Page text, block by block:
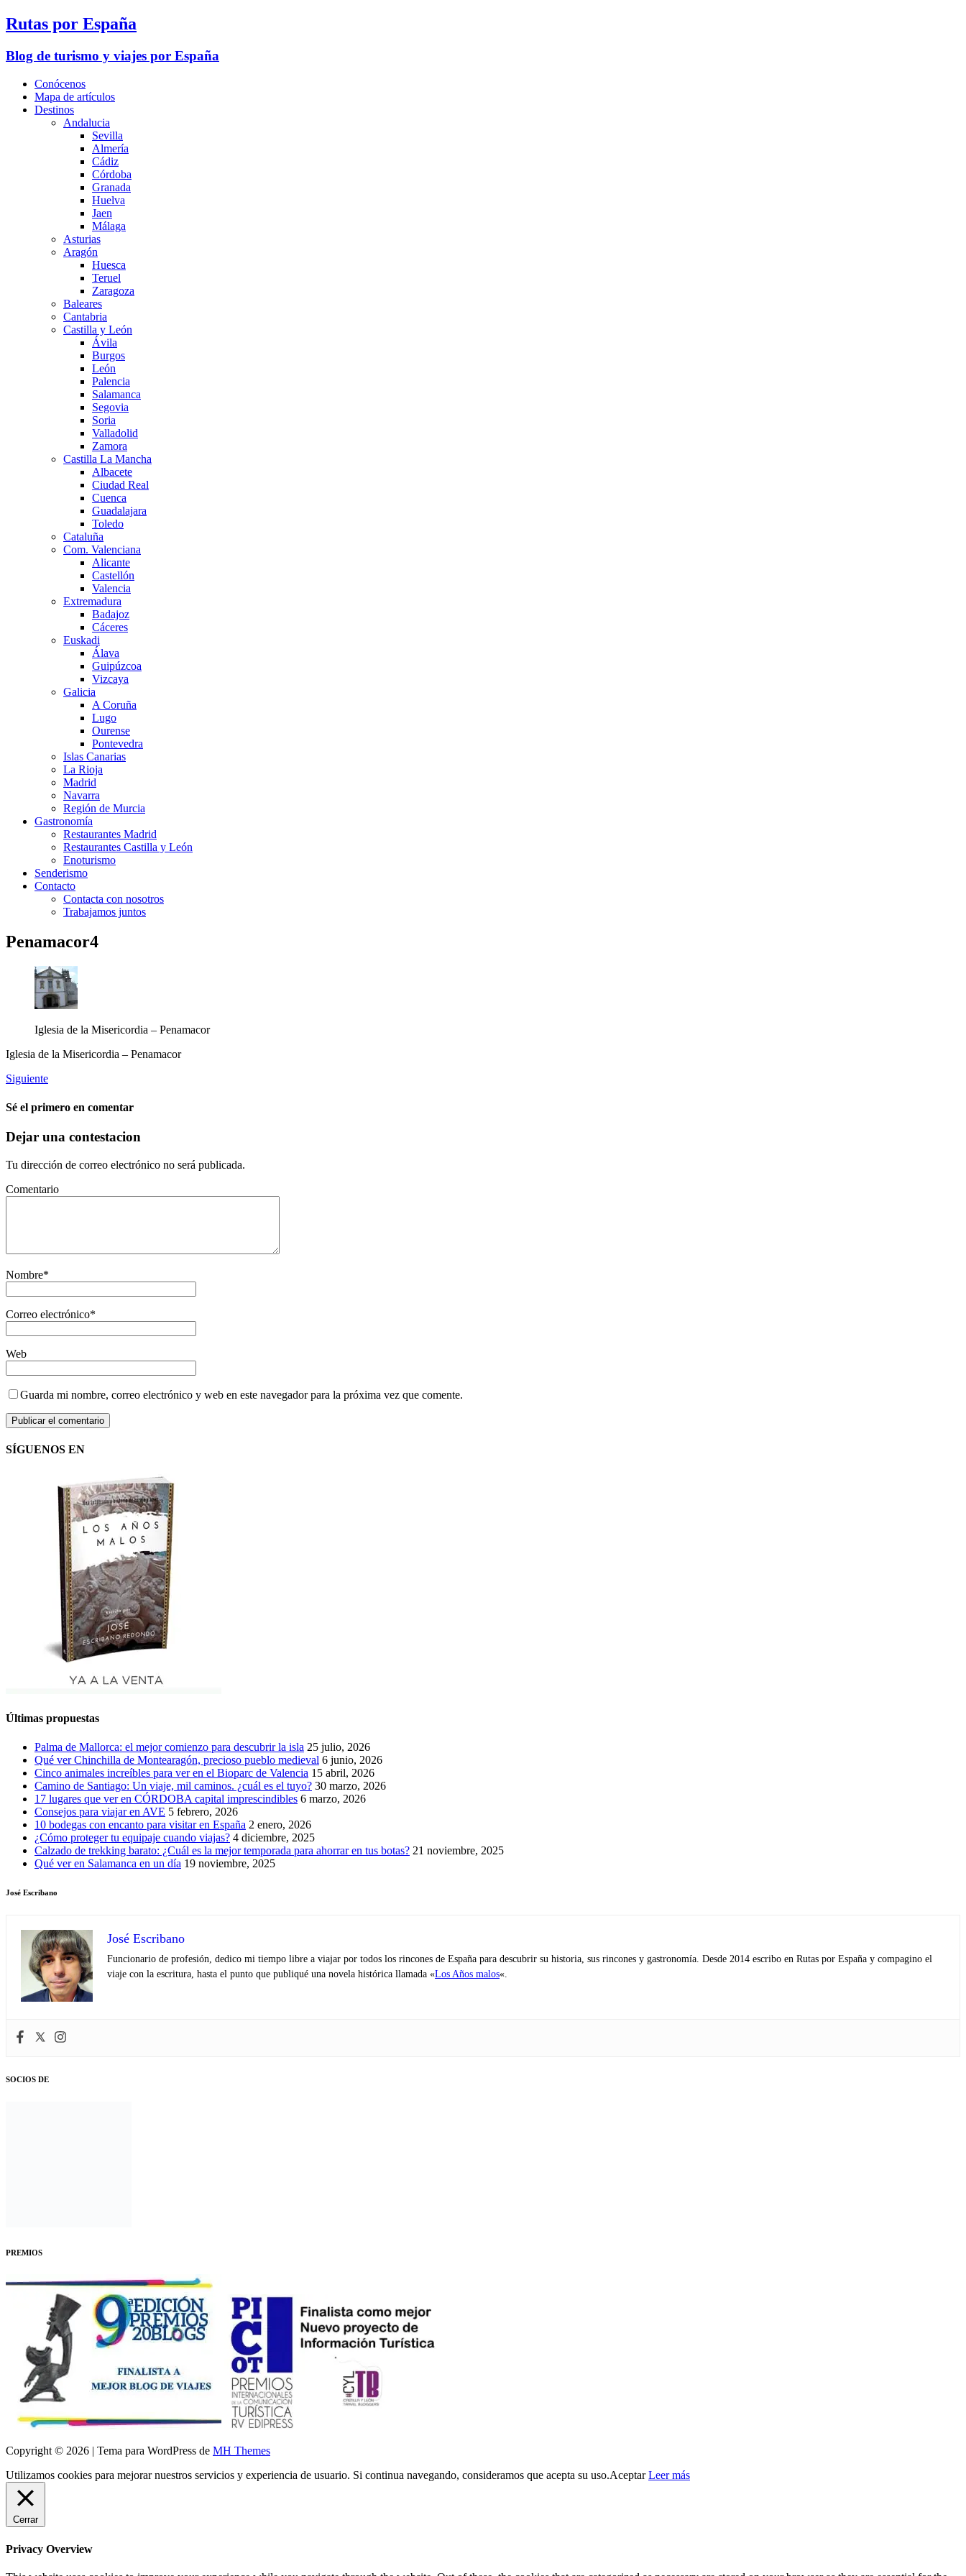
Rutas por España
Blog de turismo y viajes por España
Conócenos
Mapa de artículos
Destinos
Andalucia
Sevilla
Almería
Cádiz
Córdoba
Granada
Huelva
Jaen
Málaga
Asturias
Aragón
Huesca
Teruel
Zaragoza
Baleares
Cantabria
Castilla y León
Ávila
Burgos
León
Palencia
Salamanca
Segovia
Soria
Valladolid
Zamora
Castilla La Mancha
Albacete
Ciudad Real
Cuenca
Guadalajara
Toledo
Cataluña
Com. Valenciana
Alicante
Castellón
Valencia
Extremadura
Badajoz
Cáceres
Euskadi
Álava
Guipúzcoa
Vizcaya
Galicia
A Coruña
Lugo
Ourense
Pontevedra
Islas Canarias
La Rioja
Madrid
Navarra
Región de Murcia
Gastronomía
Restaurantes Madrid
Restaurantes Castilla y León
Enoturismo
Senderismo
Contacto
Contacta con nosotros
Trabajamos juntos
Penamacor4
Iglesia de la Misericordia – Penamacor
Iglesia de la Misericordia – Penamacor
Siguiente
Sé el primero en comentar
Dejar una contestacion
Tu dirección de correo electrónico no será publicada.
Comentario
Nombre*
Correo electrónico*
Web
Guarda mi nombre, correo electrónico y web en este navegador para la próxima vez que comente.
SÍGUENOS EN
Últimas propuestas
Palma de Mallorca: el mejor comienzo para descubrir la isla 25 julio, 2026
Qué ver Chinchilla de Montearagón, precioso pueblo medieval 6 junio, 2026
Cinco animales increíbles para ver en el Bioparc de Valencia 15 abril, 2026
Camino de Santiago: Un viaje, mil caminos. ¿cuál es el tuyo? 30 marzo, 2026
17 lugares que ver en CÓRDOBA capital imprescindibles 6 marzo, 2026
Consejos para viajar en AVE 5 febrero, 2026
10 bodegas con encanto para visitar en España 2 enero, 2026
¿Cómo proteger tu equipaje cuando viajas? 4 diciembre, 2025
Calzado de trekking barato: ¿Cuál es la mejor temporada para ahorrar en tus botas? 21 noviembre, 2025
Qué ver en Salamanca en un día 19 noviembre, 2025
José Escribano
José Escribano
Funcionario de profesión, dedico mi tiempo libre a viajar por todos los rincones de España para descubrir su historia, sus rincones y gastronomía. Desde 2014 escribo en Rutas por España y compagino el
viaje con la escritura, hasta el punto que publiqué una novela histórica llamada «Los Años malos«.
SOCIOS DE
PREMIOS
Copyright © 2026 | Tema para WordPress de MH Themes
Utilizamos cookies para mejorar nuestros servicios y experiencia de usuario. Si continua navegando, consideramos que acepta su uso.Aceptar Leer más
Cerrar
Privacy Overview